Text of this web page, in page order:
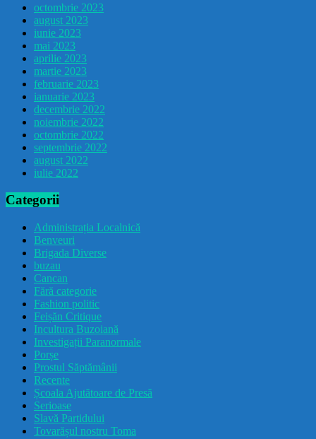
octombrie 2023
august 2023
iunie 2023
mai 2023
aprilie 2023
martie 2023
februarie 2023
ianuarie 2023
decembrie 2022
noiembrie 2022
octombrie 2022
septembrie 2022
august 2022
iulie 2022
Categorii
Administrația Localnică
Benveuri
Brigada Diverse
buzau
Cancan
Fără categorie
Fashion politic
Feișăn Critique
Incultura Buzoiană
Investigații Paranormale
Porșe
Prostul Săptămânii
Recente
Școala Ajutătoare de Presă
Serioase
Slavă Partidului
Tovarășul nostru Toma